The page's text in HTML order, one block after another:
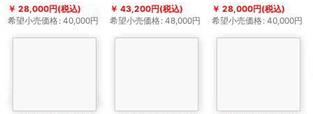
28,000円(税込)
希望小売価格: 40,000円
43,200円(税込)
希望小売価格: 48,000円
28,000円(税込)
希望小売価格: 40,000円